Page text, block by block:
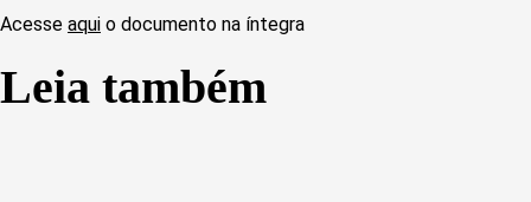
Acesse aqui o documento na íntegra
Leia também